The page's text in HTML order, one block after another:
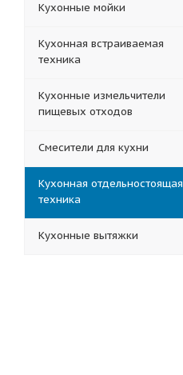
Кухонные мойки
Кухонная встраиваемая
техника
Кухонные измельчители
пищевых отходов
Смесители для кухни
Кухонная отдельностоящая
техника
Кухонные вытяжки